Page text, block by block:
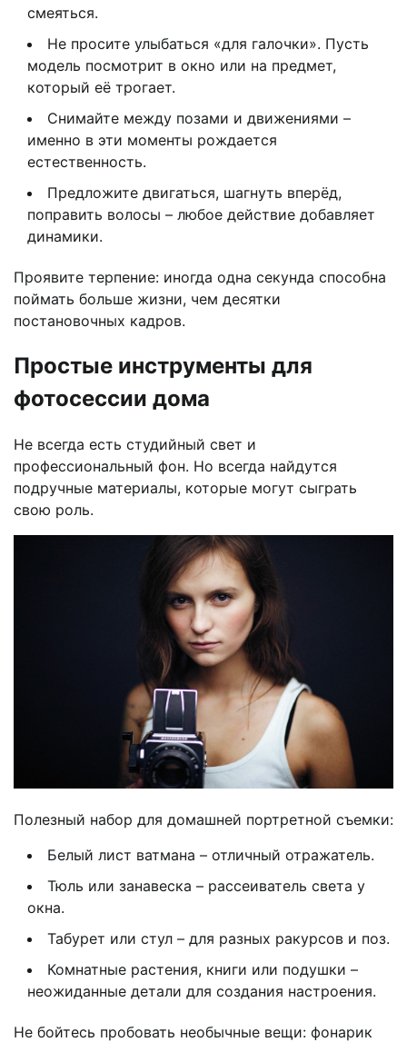
смеяться.
Не просите улыбаться «для галочки». Пусть
модель посмотрит в окно или на предмет,
который её трогает.
Снимайте между позами и движениями –
именно в эти моменты рождается
естественность.
Предложите двигаться, шагнуть вперёд,
поправить волосы – любое действие добавляет
динамики.
Проявите терпение: иногда одна секунда способна
поймать больше жизни, чем десятки
постановочных кадров.
Простые инструменты для
фотосессии дома
Не всегда есть студийный свет и
профессиональный фон. Но всегда найдутся
подручные материалы, которые могут сыграть
свою роль.
Полезный набор для домашней портретной съемки:
Белый лист ватмана – отличный отражатель.
Тюль или занавеска – рассеиватель света у
окна.
Табурет или стул – для разных ракурсов и поз.
Комнатные растения, книги или подушки –
неожиданные детали для создания настроения.
Не бойтесь пробовать необычные вещи: фонарик